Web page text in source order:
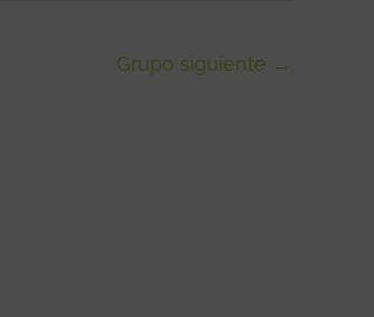
Grupo siguiente →